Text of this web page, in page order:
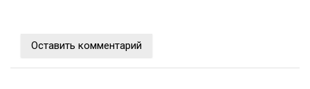
Оставить комментарий